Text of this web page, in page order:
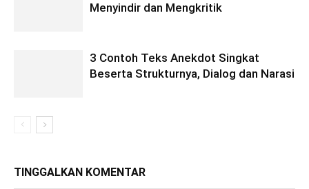
Menyindir dan Mengkritik
3 Contoh Teks Anekdot Singkat
Beserta Strukturnya, Dialog dan Narasi
TINGGALKAN KOMENTAR